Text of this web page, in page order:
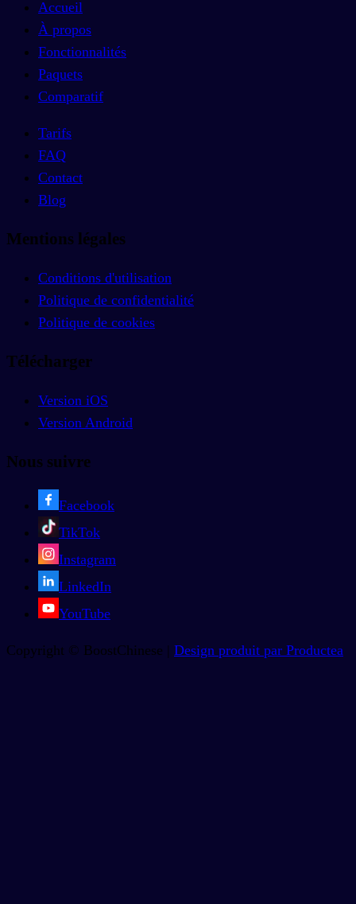
Accueil
À propos
Fonctionnalités
Paquets
Comparatif
Tarifs
FAQ
Contact
Blog
Mentions légales
Conditions d'utilisation
Politique de confidentialité
Politique de cookies
Télécharger
Version iOS
Version Android
Nous suivre
Facebook
TikTok
Instagram
LinkedIn
YouTube
Copyright © BoostChinese | Design produit par Productea